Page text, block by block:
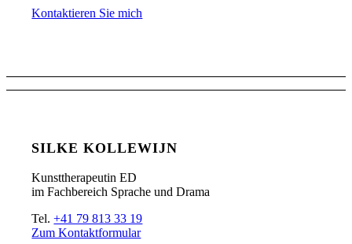
Kontaktieren Sie mich
SILKE KOLLEWIJN
Kunsttherapeutin ED
im Fachbereich Sprache und Drama
Tel.+41 79 813 33 19
Zum Kontaktformular